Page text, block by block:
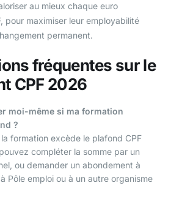
au mieux chaque euro
pour maximiser leur employabilité
permanent.
fréquentes sur le
CPF 2026
moi-même si ma formation
?
formation excède le plafond CPF
compléter la somme par un
ou demander un abondement à
Pôle emploi ou à un autre organisme